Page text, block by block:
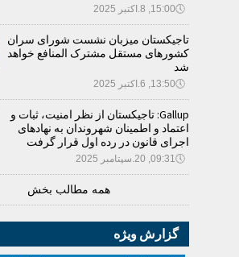
🕔15:00, 8.اکتبر 2025
تاجیکستان میزبان نشست شورای سران
کشورهای مستقل مشترک المنافع خواهد
شد
🕔13:50, 6.اکتبر 2025
Gallup: تاجیکستان از نظر امنیت، ثبات و
اعتماد و اطمینان شهروندان به نهادهای
اجرای قانون در رده اول قرار گرفت
🕔09:31, 20.سپتامبر 2025
همه مطالب بخش
گزارش ویژه